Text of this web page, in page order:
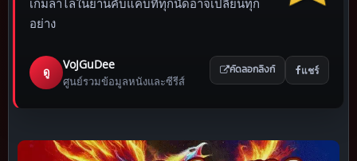
อย่าง
ดู
VoJGuDee
ศูนย์รวมข้อมูลหนังและซีรีส์
คัดลอกลิงก์ แชร์